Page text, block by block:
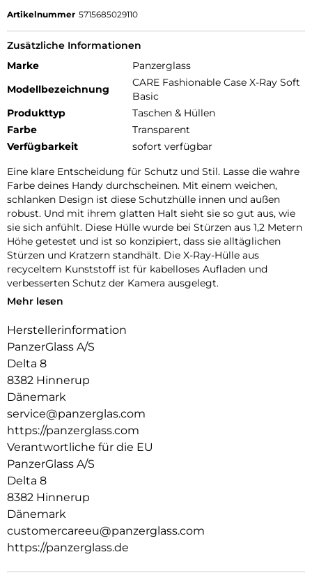
Artikelnummer 5715685029110
Zusätzliche Informationen
Marke
Panzerglass
Modellbezeichnung
CARE Fashionable Case X-Ray Soft
Basic
Produkttyp
Taschen & Hüllen
Farbe
Transparent
Verfügbarkeit
sofort verfügbar
Eine klare Entscheidung für Schutz und Stil. Lasse die wahre
Farbe deines Handy durchscheinen. Mit einem weichen,
schlanken Design ist diese Schutzhülle innen und außen
robust. Und mit ihrem glatten Halt sieht sie so gut aus, wie
sie sich anfühlt. Diese Hülle wurde bei Stürzen aus 1,2 Metern
Höhe getestet und ist so konzipiert, dass sie alltäglichen
Stürzen und Kratzern standhält. Die X-Ray-Hülle aus
recyceltem Kunststoff ist für kabelloses Aufladen und
verbesserten Schutz der Kamera ausgelegt.
DARE TO CARE:
und Lifestyle-Marke, die aus den hochwertigsten Materialien
hergestellt und von Mode-, Kunst- und Musiktrends
beeinflusst wird. Wir kümmern uns um Menschen und die
Welt, in der wir leben. Wir legen Wert auf Nachhaltigkeit und
Selbstdarstellung. Wir kümmern uns um Technik und die
Lebensdauer von Technik. Verwandle dein Handy in ein
stilvoll geschütztes Accessoire. Zeig der Welt, dass du dich
um sie sorgst.
Mehr lesen
Herstellerinformation
PanzerGlass A/S
Delta 8
8382 Hinnerup
Dänemark
service@panzerglas.com
https://panzerglass.com
Verantwortliche für die EU
PanzerGlass A/S
Delta 8
8382 Hinnerup
Dänemark
customercareeu@panzerglass.com
https://panzerglass.de